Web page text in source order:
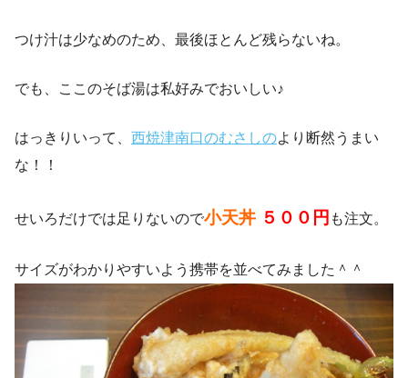
つけ汁は少なめのため、最後ほとんど残らないね。
でも、ここのそば湯は私好みでおいしい♪
はっきりいって、 西焼津南口のむさしのより断然うまい
な！！
せいろだけでは足りないので小天丼 ５００円 も注文。
サイズがわかりやすいよう携帯を並べてみました＾＾